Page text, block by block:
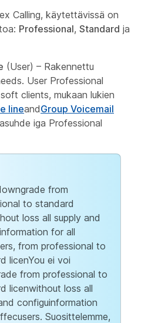
Calling, käytettävissä on
Professional, Standard ja
(User) – Rakennettu
User Professional
clients, mukaan lukien
lineandGroup Voicemail
iga Professional
from
to standard
loss all supply and
for all
from professional to
licenYou ei voi
from professional to
licenwithout loss all
configuinformation
Suosittelemme,